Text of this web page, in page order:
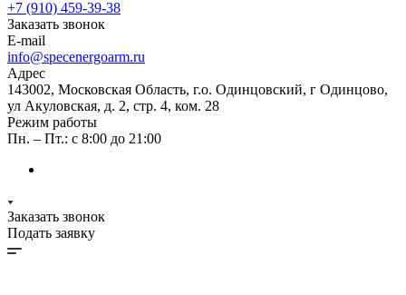
+7 (910) 459-39-38
Заказать звонок
E-mail
info@specenergoarm.ru
Адрес
143002, Московская Область, г.о. Одинцовский, г Одинцово,
ул Акуловская, д. 2, стр. 4, ком. 28
Режим работы
Пн. – Пт.: с 8:00 до 21:00
Заказать звонок
Подать заявку